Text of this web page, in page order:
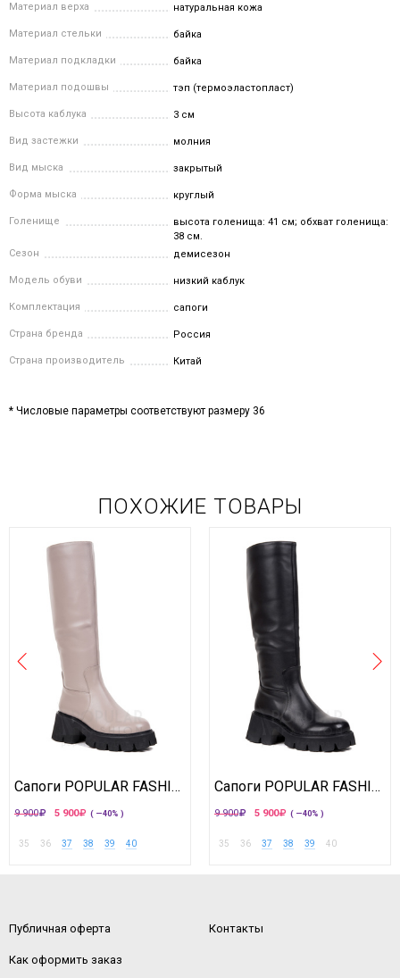
Материал верха натуральная кожа
Материал стельки байка
Материал подкладки байка
Материал подошвы тэп (термоэластопласт)
Высота каблука 3 см
Вид застежки молния
Вид мыска закрытый
Форма мыска круглый
Голенище
высота голенища: 41 см; обхват голенища:
38 см.
Сезон
демисезон
Модель обуви низкий каблук
Комплектация сапоги
Страна бренда Россия
Страна производитель Китай
* Числовые параметры соответствуют размеру 36
ПОХОЖИЕ ТОВАРЫ
Сапоги POPULAR FASHION
9 900 5 900 ( —40% )
35 36 37 38 39 40
Сапоги POPULAR FASHION
9 900 5 900 ( —40% )
35 36 37 38 39 40
Публичная оферта
Как оформить заказ
Контакты